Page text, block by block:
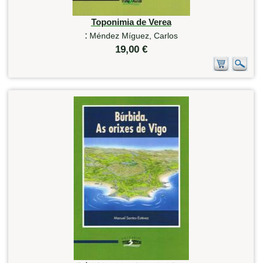
Toponimia de Verea
: Méndez Míguez, Carlos
19,00 €